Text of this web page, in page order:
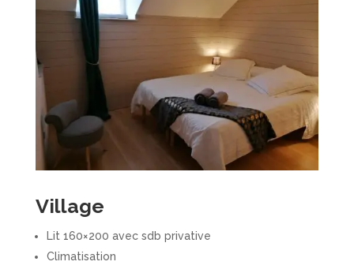
Village
Lit 160×200 avec sdb privative
Climatisation